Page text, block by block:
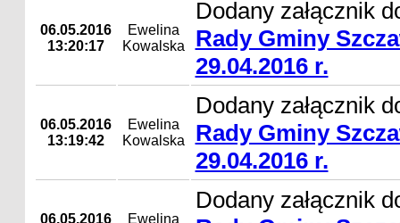
06.05.2016
13:20:17
Ewelina
Kowalska
Dodany załącznik
Rady Gminy
29.04.2016 r.
06.05.2016
13:19:42
Ewelina
Kowalska
Dodany załącznik
Rady Gminy
29.04.2016 r.
06.05.2016
Ewelina
Dodany załącznik